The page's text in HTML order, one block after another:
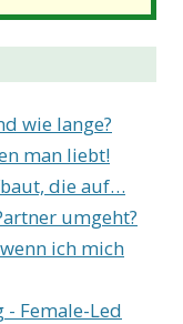
wie lange?
man liebt!
die auf…
umgeht?
ich mich
Female-Led